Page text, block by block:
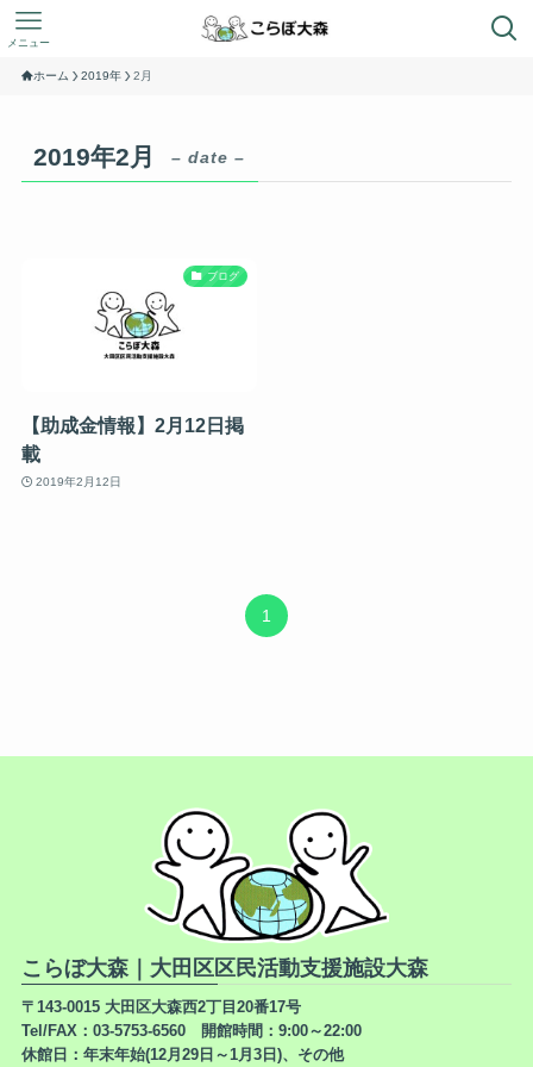
メニュー
ホーム 2019年 2月
2019年2月 – date –
ブログ
【助成金情報】2月12日掲
載
2019年2月12日
1
こらぼ大森｜大田区区民活動支援施設大森
〒143-0015 大田区大森西2丁目20番17号
Tel/FAX：03-5753-6560 開館時間：9:00～22:00
休館日：年末年始(12月29日～1月3日)、その他